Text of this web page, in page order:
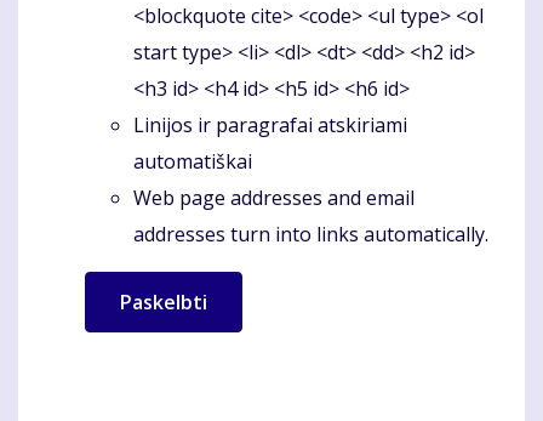
<blockquote cite> <code> <ul type> <ol
start type> <li> <dl> <dt> <dd> <h2 id>
<h3 id> <h4 id> <h5 id> <h6 id>
Linijos ir paragrafai atskiriami
automatiškai
Web page addresses and email
addresses turn into links automatically.